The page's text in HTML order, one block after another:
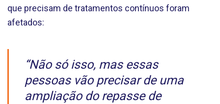
que precisam de tratamentos contínuos foram
afetados:
“Não só isso, mas essas
pessoas vão precisar de uma
ampliação do repasse de